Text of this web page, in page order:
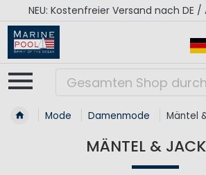
NEU: Kostenfreier Versand nach DE /
Mode Damenmode Mäntel
MÄNTEL &